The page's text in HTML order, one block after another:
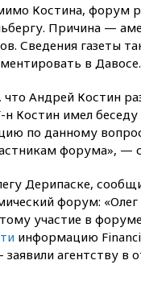
Костина, форум
Причина —
Сведения газеты
в Давосе.
Андрей Костин
Костин имел
по данному
форума», —
Дерипаске,
форум: «Олег
участие в
информацию
заявили агентству